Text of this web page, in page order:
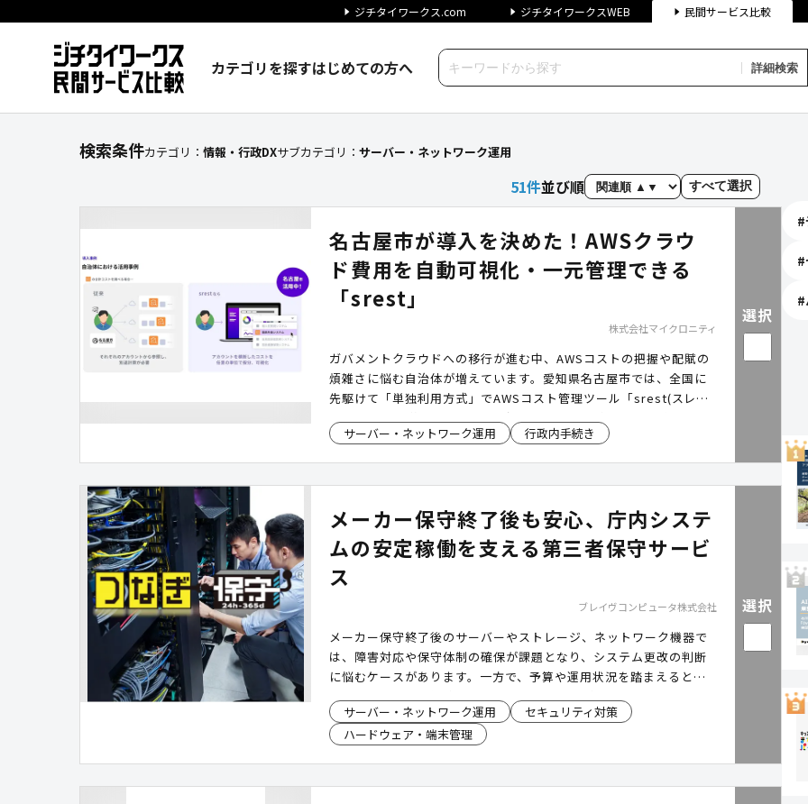
ジチタイワークス.com ジチタイワークスWEB 民間サービス比較
カテゴリを探すはじめての方へ 詳細検索
【サーバー・ネットワーク運用】に関する検索結果（自治体
検索条件カテゴリ： 情報・行政DXサブカテゴリ： サーバー・ネットワーク運用
51件並び順 すべて選択
名古屋市が導入を決めた！AWSクラウ
ド費用を自動可視化・一元管理できる
「srest」
株式会社マイクロニティ
ガバメントクラウドへの移行が進む中、AWSコストの把握や配賦の
煩雑さに悩む自治体が増えています。愛知県名古屋市では、全国に
先駆けて「単独利用方式」でAWSコスト管理ツール「srest(スレス
ト)」を導入。複数部局にまたがるクラウド利用状況を一元化し、請
求・検収業務を効率化しました。自治体のクラウド運用負担を軽減
サーバー・ネットワーク運用 行政内手続き
選択
メーカー保守終了後も安心、庁内システ
ムの安定稼働を支える第三者保守サービ
ス
ブレイヴコンピュータ株式会社
メーカー保守終了後のサーバーやストレージ、ネットワーク機器で
は、障害対応や保守体制の確保が課題となり、システム更改の判断
に悩むケースがあります。一方で、予算や運用状況を踏まえると、
利用可能な機器を継続活用したいというニーズも少なくありませ
ん。「つなぎ保守®」は、メーカー保守終了後のシステム安定稼働を
強力にサポートする第三者保守サービスです。24時間365日の受付
サーバー・ネットワーク運用
セキュリティ対策
ハードウェア・端末管理
選択
#
#
#